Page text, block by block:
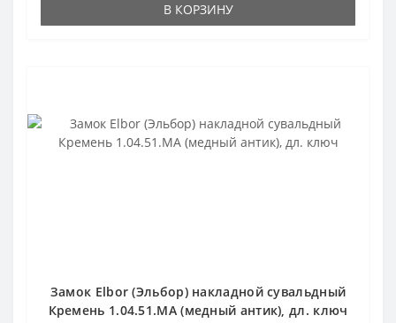
В КОРЗИНУ
Замок Elbor (Эльбор) накладной сувальдный
Кремень 1.04.51.МА (медный антик), дл. ключ